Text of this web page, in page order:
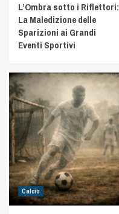
L’Ombra sotto i Riflettori:
La Maledizione delle
Sparizioni ai Grandi
Eventi Sportivi
Calcio